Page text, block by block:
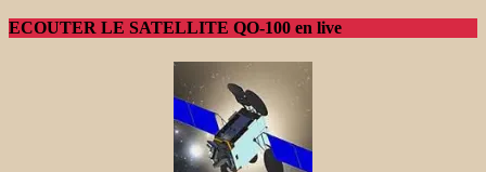
ECOUTER LE SATELLITE QO-100 en live